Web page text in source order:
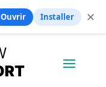
Ouvrir Installer ✕